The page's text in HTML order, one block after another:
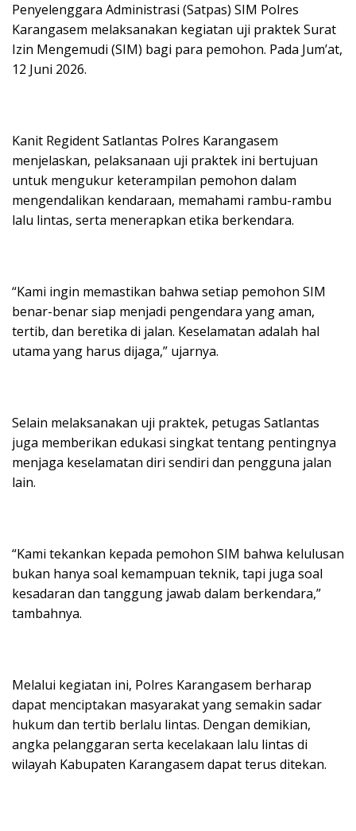
Penyelenggara Administrasi (Satpas) SIM Polres
Karangasem melaksanakan kegiatan uji praktek Surat
Izin Mengemudi (SIM) bagi para pemohon. Pada Jum’at,
12 Juni 2026.
Kanit Regident Satlantas Polres Karangasem
menjelaskan, pelaksanaan uji praktek ini bertujuan
untuk mengukur keterampilan pemohon dalam
mengendalikan kendaraan, memahami rambu-rambu
lalu lintas, serta menerapkan etika berkendara.
“Kami ingin memastikan bahwa setiap pemohon SIM
benar-benar siap menjadi pengendara yang aman,
tertib, dan beretika di jalan. Keselamatan adalah hal
utama yang harus dijaga,” ujarnya.
Selain melaksanakan uji praktek, petugas Satlantas
juga memberikan edukasi singkat tentang pentingnya
menjaga keselamatan diri sendiri dan pengguna jalan
lain.
“Kami tekankan kepada pemohon SIM bahwa kelulusan
bukan hanya soal kemampuan teknik, tapi juga soal
kesadaran dan tanggung jawab dalam berkendara,”
tambahnya.
Melalui kegiatan ini, Polres Karangasem berharap
dapat menciptakan masyarakat yang semakin sadar
hukum dan tertib berlalu lintas. Dengan demikian,
angka pelanggaran serta kecelakaan lalu lintas di
wilayah Kabupaten Karangasem dapat terus ditekan.